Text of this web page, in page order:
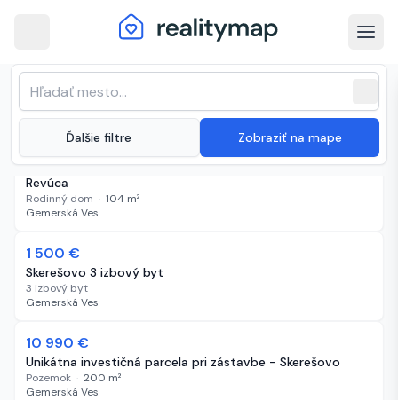
Ďalšie filtre Zobraziť na mape
Gemerská Ves · Najnovšie
nehnuteľnosti na predaj
(5 inzerátov)
Zoradenie zoznamu
59 900 €
Predám 2- poschodový rodinný dom v Skerešove, okr.
Revúca
Rodinný dom · 104 m²
Gemerská Ves
58 dní
1 500 €
Skerešovo 3 izbový byt
3 izbový byt
Gemerská Ves
58 dní
10 990 €
Unikátna investičná parcela pri zástavbe - Skerešovo
Pozemok · 200 m²
Gemerská Ves